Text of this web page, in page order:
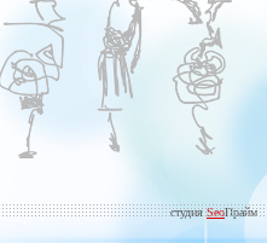
студияSeoПрайм